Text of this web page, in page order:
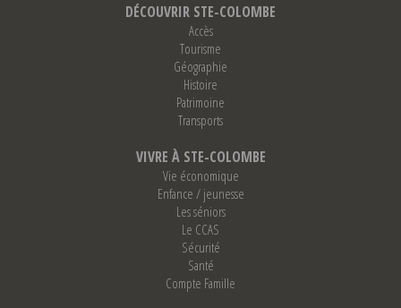
DÉCOUVRIR STE-COLOMBE
Accès
Tourisme
Géographie
Histoire
Patrimoine
Transports
VIVRE À STE-COLOMBE
Vie économique
Enfance / jeunesse
Les séniors
Le CCAS
Sécurité
Santé
Compte Famille